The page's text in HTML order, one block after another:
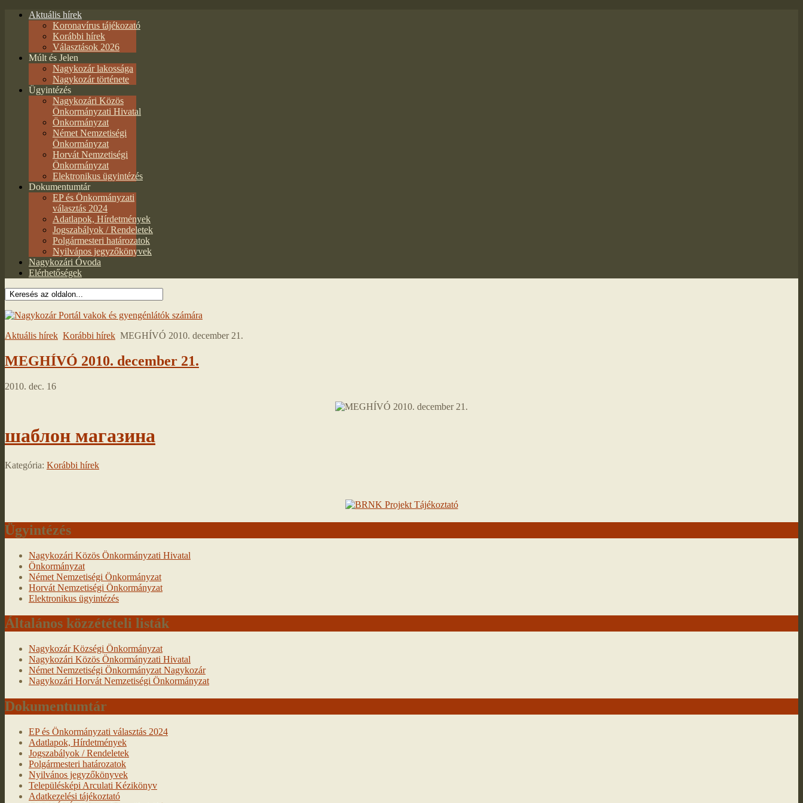
Aktuális hírek
Koronavírus tájékozató
Korábbi hírek
Választások 2026
Múlt és Jelen
Nagykozár lakossága
Nagykozár története
Ügyintézés
Nagykozári Közös
Önkormányzati Hivatal
Önkormányzat
Német Nemzetiségi
Önkormányzat
Horvát Nemzetiségi
Önkormányzat
Elektronikus ügyintézés
Dokumentumtár
EP és Önkormányzati
választás 2024
Adatlapok, Hírdetmények
Jogszabályok / Rendeletek
Polgármesteri határozatok
Nyilvános jegyzőkönyvek
Nagykozári Óvoda
Elérhetőségek
Aktuális hírek Korábbi hírek MEGHÍVÓ 2010. december 21.
MEGHÍVÓ 2010. december 21.
2010. dec. 16
шаблон магазина
Kategória: Korábbi hírek
Ügyintézés
Nagykozári Közös Önkormányzati Hivatal
Önkormányzat
Német Nemzetiségi Önkormányzat
Horvát Nemzetiségi Önkormányzat
Elektronikus ügyintézés
Általános közzétételi listák
Nagykozár Községi Önkormányzat
Nagykozári Közös Önkormányzati Hivatal
Német Nemzetiségi Önkormányzat Nagykozár
Nagykozári Horvát Nemzetiségi Önkormányzat
Dokumentumtár
EP és Önkormányzati választás 2024
Adatlapok, Hírdetmények
Jogszabályok / Rendeletek
Polgármesteri határozatok
Nyilvános jegyzőkönyvek
Településképi Arculati Kézikönyv
Adatkezelési tájékoztató